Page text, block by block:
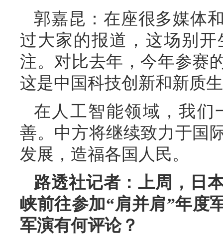
郭嘉昆：在座很多媒体
过大家的报道，这场别
注。对比去年，今年参赛
这是中国科技创新和新质
在人工智能领域，我们
善。中方将继续致力于国
发展，造福各国人民。
路透社记者：上周，日
峡前往参加“肩并肩”年度
军演有何评论？